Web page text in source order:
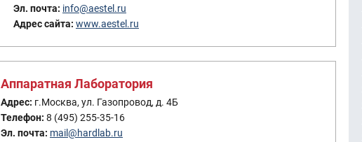
Эл. почта: info@aestel.ru
Адрес сайта: www.aestel.ru
Аппаратная Лаборатория
Адрес: г.Москва, ул. Газопровод, д. 4Б
Телефон: 8 (495) 255-35-16
Эл. почта: mail@hardlab.ru